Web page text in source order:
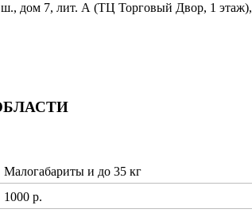
ш., дом 7, лит. А (ТЦ Торговый Двор, 1 этаж),
Малогабариты и до 35 кг
1000 р.